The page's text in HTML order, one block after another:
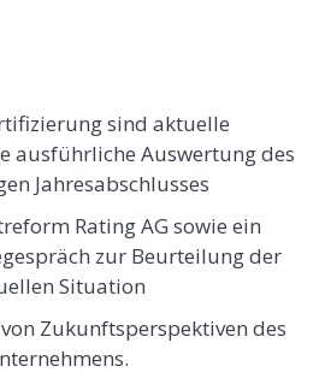
sind aktuelle
ausführliche Auswertung des
Jahresabschlusses
Rating AG sowie ein
zur Beurteilung der
Situation
Zukunftsperspektiven des